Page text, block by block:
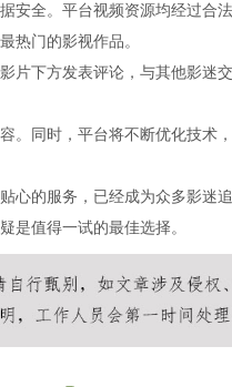
安全。平台视频资源均经过合
热门的影视作品。
片下方发表评论，与其他影迷
。同时，平台将不断优化技术
心的服务，已经成为众多影迷
是值得一试的最佳选择。